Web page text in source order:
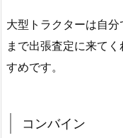
大型トラクターは自
まで出張査定に来て
すめです。
コンバイン